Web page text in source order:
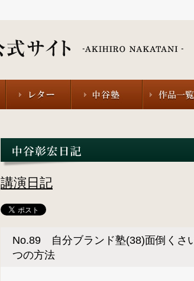
講演日記
No.89 自分ブランド塾(38)面倒くさ
つの方法